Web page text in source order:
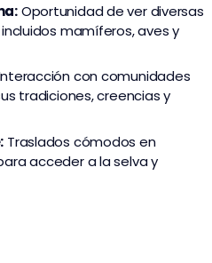
Oportunidad de ver diversas
mamíferos, aves y
con comunidades
tradiciones, creencias y
Traslados cómodos en
acceder a la selva y